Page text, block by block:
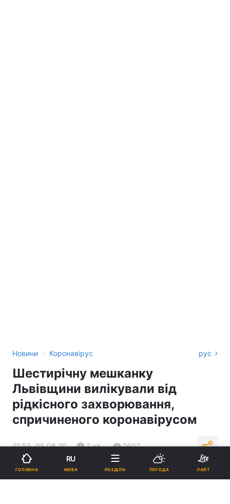
Новини › Коронавірус рус
Шестирічну мешканку
Львівщини вилікували від
рідкісного захворювання,
спричиненого коронавірусом
21:55, 05.08.20 2 хв. 1607
Підпишіться на нас в Google
ГОЛОВНА
RU
МОВА РОЗДІЛИ ПОГОДА ЛАЙТ